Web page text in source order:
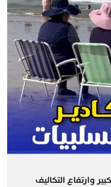
وارتفاع التكاليف